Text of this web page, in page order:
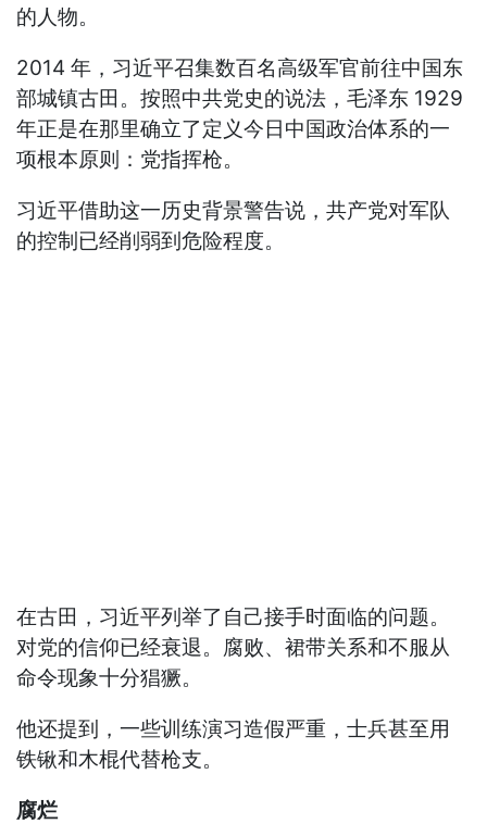
的人物。
2014 年，习近平召集数百名高级军官前往中国东
部城镇古田。按照中共党史的说法，毛泽东 1929
年正是在那里确立了定义今日中国政治体系的一
项根本原则：党指挥枪。
习近平借助这一历史背景警告说，共产党对军队
的控制已经削弱到危险程度。
在古田，习近平列举了自己接手时面临的问题。
对党的信仰已经衰退。腐败、裙带关系和不服从
命令现象十分猖獗。
他还提到，一些训练演习造假严重，士兵甚至用
铁锹和木棍代替枪支。
腐烂